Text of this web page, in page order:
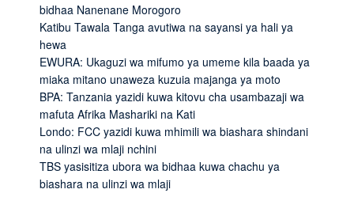
bidhaa Nanenane Morogoro
Katibu Tawala Tanga avutiwa na sayansi ya hali ya
hewa
EWURA: Ukaguzi wa mifumo ya umeme kila baada ya
miaka mitano unaweza kuzuia majanga ya moto
BPA: Tanzania yazidi kuwa kitovu cha usambazaji wa
mafuta Afrika Mashariki na Kati
Londo: FCC yazidi kuwa mhimili wa biashara shindani
na ulinzi wa mlaji nchini
TBS yasisitiza ubora wa bidhaa kuwa chachu ya
biashara na ulinzi wa mlaji